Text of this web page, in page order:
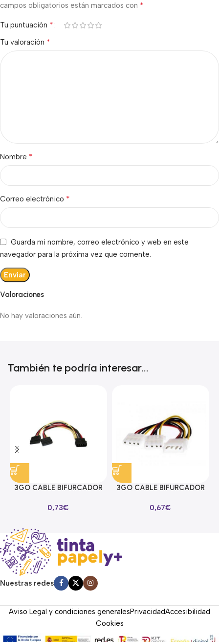
Valoraciones
No hay valoraciones aún.
campos obligatorios están marcados con *
Tu puntuación *
Tu valoración *
Nombre *
Correo electrónico *
Guarda mi nombre, correo electrónico y web en este
navegador para la próxima vez que comente.
También te podría interesar...
3GO CABLE BIFURCADOR
0,73€
3GO CABLE BIFURCADOR
0,67€
Nuestras redes
Aviso Legal y condiciones generalesPrivacidadAccesibilidad
Cookies